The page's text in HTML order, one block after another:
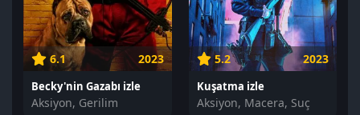
6.1 2023
Becky'nin Gazabı izle
Aksiyon, Gerilim
5.2 2023
Kuşatma izle
Aksiyon, Macera, Suç